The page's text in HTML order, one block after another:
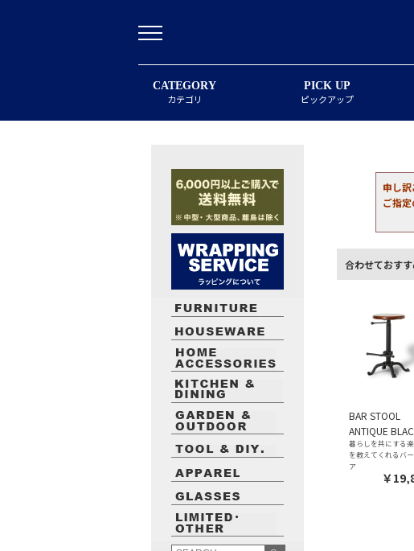
CATEGORY
カテゴリ
PICK UP
ピックアップ
申し訳
ご指
合わせておす
BAR STOOL
ANTIQUE
暮らしを共にする
を教えてくれるバ
ア
￥